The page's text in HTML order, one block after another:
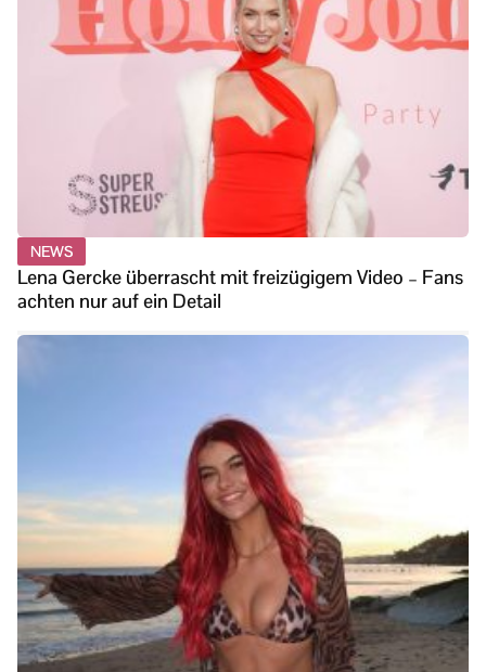
NEWS
Lena Gercke überrascht mit freizügigem Video – Fans
achten nur auf ein Detail